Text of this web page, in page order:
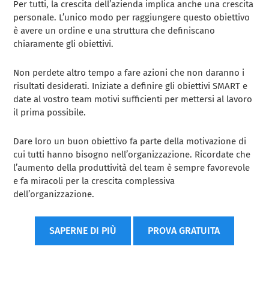
Per tutti, la crescita dell’azienda implica anche una crescita
personale. L’unico modo per raggiungere questo obiettivo
è avere un ordine e una struttura che definiscano
chiaramente gli obiettivi.
Non perdete altro tempo a fare azioni che non daranno i
risultati desiderati. Iniziate a definire gli obiettivi SMART e
date al vostro team motivi sufficienti per mettersi al lavoro
il prima possibile.
Dare loro un buon obiettivo fa parte della motivazione di
cui tutti hanno bisogno nell’organizzazione. Ricordate che
l’aumento della produttività del team è sempre favorevole
e fa miracoli per la crescita complessiva
dell’organizzazione.
SAPERNE DI PIÙ PROVA GRATUITA